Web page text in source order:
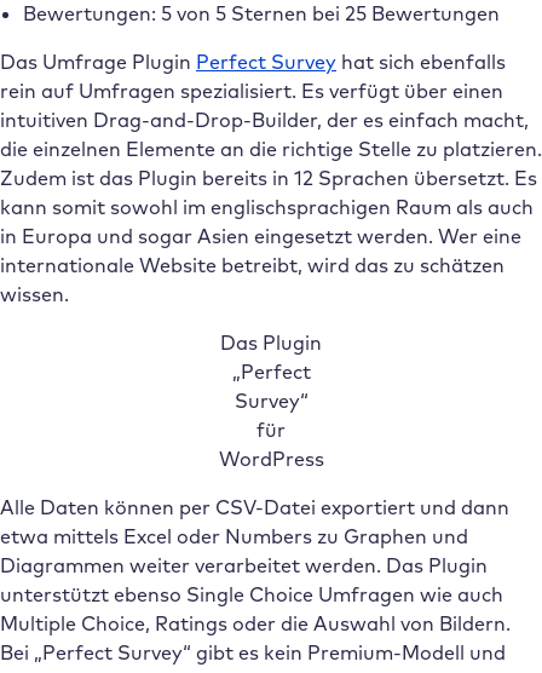
Bewertungen: 5 von 5 Sternen bei 25 Bewertungen
Das Umfrage Plugin Perfect Survey hat sich ebenfalls
rein auf Umfragen spezialisiert. Es verfügt über einen
intuitiven Drag-and-Drop-Builder, der es einfach macht,
die einzelnen Elemente an die richtige Stelle zu platzieren.
Zudem ist das Plugin bereits in 12 Sprachen übersetzt. Es
kann somit sowohl im englischsprachigen Raum als auch
in Europa und sogar Asien eingesetzt werden. Wer eine
internationale Website betreibt, wird das zu schätzen
wissen.
Das Plugin
„Perfect
Survey“
für
WordPress
Alle Daten können per CSV-Datei exportiert und dann
etwa mittels Excel oder Numbers zu Graphen und
Diagrammen weiter verarbeitet werden. Das Plugin
unterstützt ebenso Single Choice Umfragen wie auch
Multiple Choice, Ratings oder die Auswahl von Bildern.
Bei „Perfect Survey“ gibt es kein Premium-Modell und